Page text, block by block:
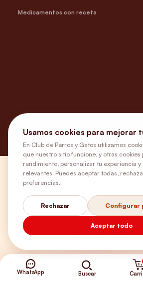
Medicamentos con receta
¿Necesitas
Envíos
WhatsApp Buscar
Usamos cookies para mejorar
En Club de Perros y Gatos utilizamos
que nuestro sitio funcione, y otras cookies
rendimiento, personalizar tu experiencia
relevantes. Puedes aceptar todas,
preferencias.
Rechazar Configurar
Aceptar todo